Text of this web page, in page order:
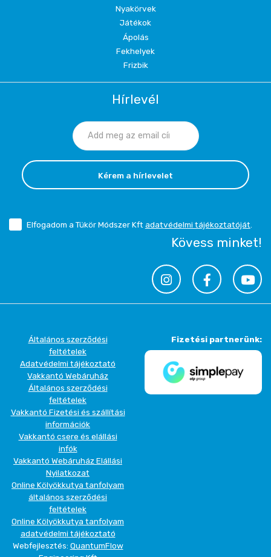
Nyakörvek
Játékok
Ápolás
Fekhelyek
Frizbik
Hírlevél
Kérem a hírlevelet
Elfogadom a Tükör Módszer Kft adatvédelmi tájékoztatóját
Kövess minket!
Általános szerződési
feltételek
Adatvédelmi tájékoztató
Vakkantó Webáruház
Általános szerződési
feltételek
Vakkantó Fizetési és szállítási
információk
Vakkantó csere és elállási
infók
Vakkantó Webáruház Elállási
Nyilatkozat
Online Kölyökkutya tanfolyam
általános szerződési
feltételek
Online Kölyökkutya tanfolyam
adatvédelmi tájékoztató
Webfejlesztés: QuantumFlow
Fizetési partnerünk: